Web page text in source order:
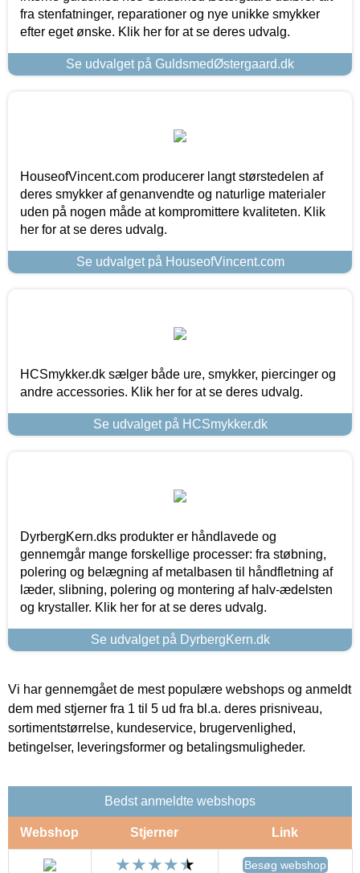
fra stenfatninger, reparationer og nye unikke smykker
efter eget ønske. Klik her for at se deres udvalg.
Se udvalget på GuldsmedØstergaard.dk
HouseofVincent.com producerer langt størstedelen af
deres smykker af genanvendte og naturlige materialer
uden på nogen måde at kompromittere kvaliteten. Klik
her for at se deres udvalg.
Se udvalget på HouseofVincent.com
HCSmykker.dk sælger både ure, smykker, piercinger og
andre accessories. Klik her for at se deres udvalg.
Se udvalget på HCSmykker.dk
DyrbergKern.dks produkter er håndlavede og
gennemgår mange forskellige processer: fra støbning,
polering og belægning af metalbasen til håndfletning af
læder, slibning, polering og montering af halv-ædelsten
og krystaller. Klik her for at se deres udvalg.
Se udvalget på DyrbergKern.dk
Vi har gennemgået de mest populære webshops og anmeldt
dem med stjerner fra 1 til 5 ud fra bl.a. deres prisniveau,
sortimentstørrelse, kundeservice, brugervenlighed,
betingelser, leveringsformer og betalingsmuligheder.
Bedst anmeldte webshops
Webshop Stjerner Link
Besøg webshop